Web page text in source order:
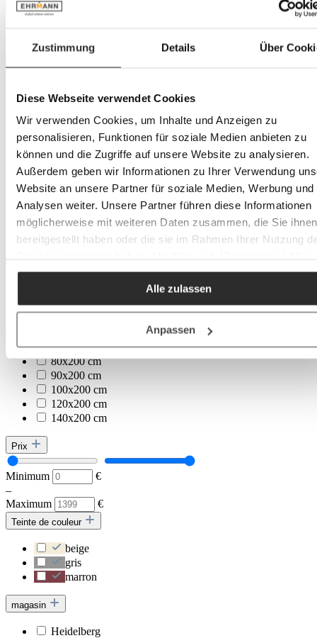
Zustimmung Details Über
Diese Webseite verwendet Cookies
Wir verwenden Cookies, um Inhalte und Anzeigen zu
personalisieren, Funktionen für soziale Medien anbieten zu
können und die Zugriffe auf unsere Website zu analysieren.
Außerdem geben wir Informationen zu Ihrer Verwendung
Website an unsere Partner für soziale Medien, Werbung und
Analysen weiter. Unsere Partner führen diese Informationen
möglicherweise mit weiteren Daten zusammen, die Sie ihnen
bereitgestellt haben oder die sie im Rahmen Ihrer Nutzung
akzeptieren / etc.]“ erteilen Sie Ihre Einwilligung auch in die
Weitergabe über Ihr Verhalten in unserem Shop an unseren
Partner, die shopware AG (Ebbinghoff 10, 48624
Deutschland), die diese Daten Ihnen nicht persönlich
Produktverbesserungen, Marktverhaltensanalysen)
darf.
Alle zulassen
Anpassen
Matelas
Matériau à base de bois
Métal
Profondeur
Minimum
cm
Maximum
motorisé
80x200 cm
90x200 cm
100x200 cm
120x200 cm
140x200 cm
Prix
Minimum
€
–
Maximum
€
Teinte de couleur
beige
gris
marron
magasin
Heidelberg